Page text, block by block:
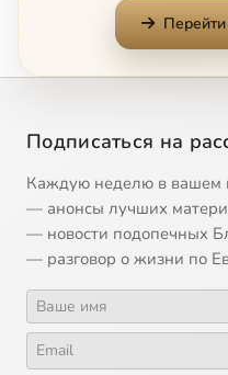
Подписаться на
Каждую неделю в вашем
— анонсы лучших
— новости подопечных
— разговор о жизни по